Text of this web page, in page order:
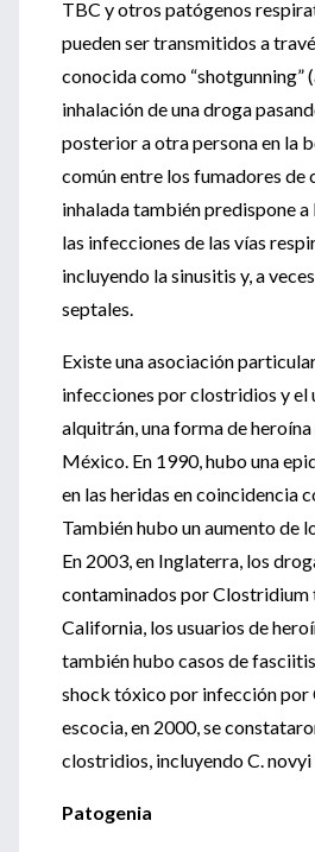
TBC y otros patógenos
pueden ser transmitidos a
conocida como “shotgunning”
inhalación de una droga
posterior a otra persona en la
común entre los fumadores de
inhalada también predispone
las infecciones de las vías
incluyendo la sinusitis y, a
septales.
Existe una asociación
infecciones por clostridios y el
alquitrán, una forma de
México. En 1990, hubo una
en las heridas en coincidencia
También hubo un aumento de
En 2003, en Inglaterra, los
contaminados por Clostridium
California, los usuarios de
también hubo casos de
shock tóxico por infección por
escocia, en 2000, se
clostridios, incluyendo C.
Patogenia